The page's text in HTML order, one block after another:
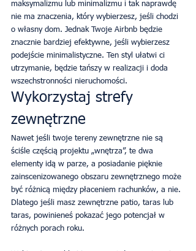
maksymalizmu lub minimalizmu i tak naprawdę
nie ma znaczenia, który wybierzesz, jeśli chodzi
o własny dom. Jednak Twoje Airbnb będzie
znacznie bardziej efektywne, jeśli wybierzesz
podejście minimalistyczne. Ten styl ułatwi ci
utrzymanie, będzie tańszy w realizacji i doda
wszechstronności nieruchomości.
Wykorzystaj strefy
zewnętrzne
Nawet jeśli twoje tereny zewnętrzne nie są
ściśle częścią projektu „wnętrza”, te dwa
elementy idą w parze, a posiadanie pięknie
zainscenizowanego obszaru zewnętrznego może
być różnicą między płaceniem rachunków, a nie.
Dlatego jeśli masz zewnętrzne patio, taras lub
taras, powinieneś pokazać jego potencjał w
różnych porach roku.